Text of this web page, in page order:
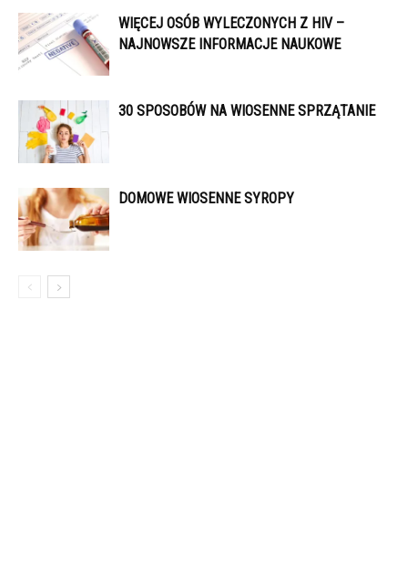
WIĘCEJ OSÓB WYLECZONYCH Z HIV –
NAJNOWSZE INFORMACJE NAUKOWE
30 SPOSOBÓW NA WIOSENNE SPRZĄTANIE
DOMOWE WIOSENNE SYROPY